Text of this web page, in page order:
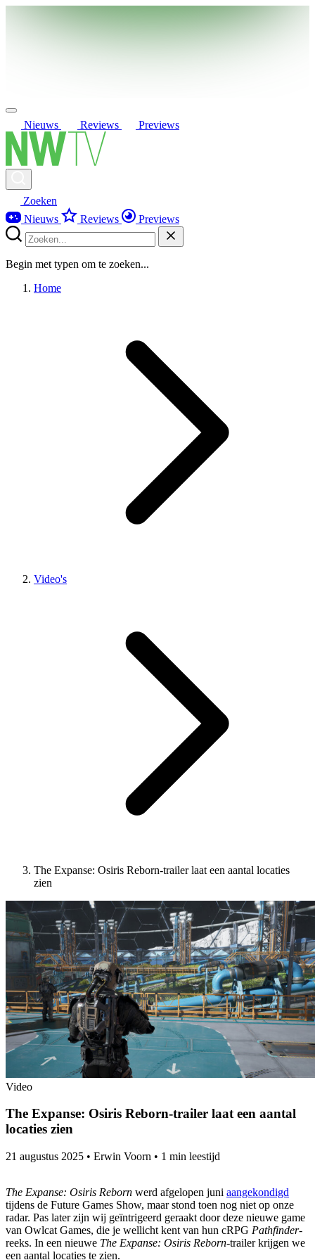
Nieuws Reviews Previews
Zoeken
Nieuws
Reviews Previews
Begin met typen om te zoeken...
Home
Video's
The Expanse: Osiris Reborn-trailer laat een aantal locaties
zien
Video
The Expanse: Osiris Reborn-trailer laat een aantal
locaties zien
21 augustus 2025 • Erwin Voorn • 1 min leestijd
The Expanse: Osiris Reborn werd afgelopen juni aangekondigd
tijdens de Future Games Show, maar stond toen nog niet op onze
radar. Pas later zijn wij geïntrigeerd geraakt door deze nieuwe game
van Owlcat Games, die je wellicht kent van hun cRPG Pathfinder-
reeks. In een nieuwe The Expanse: Osiris Reborn-trailer krijgen we
een aantal locaties te zien.